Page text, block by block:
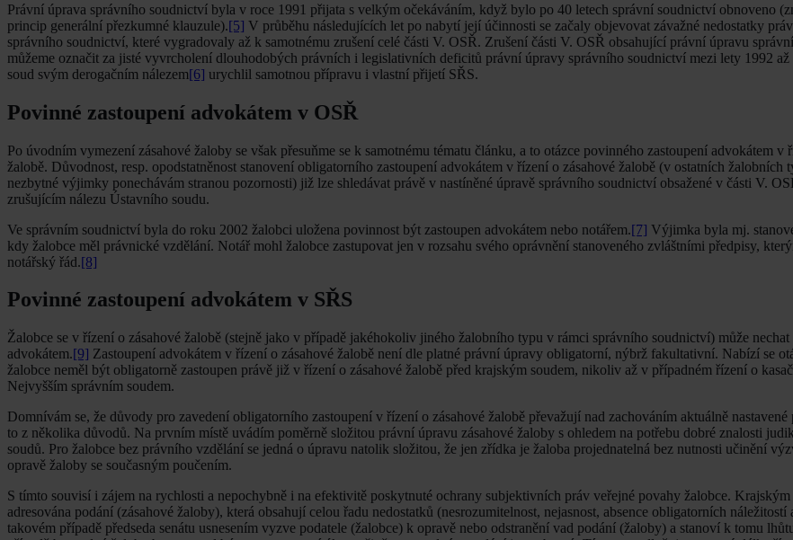
Právní úprava správního soudnictví byla v roce 1991 přijata s velkým očekáváním, když bylo po 40 letech správní soudnictví obnoveno
princip generální přezkumné klauzule).[5] V průběhu následujících let po nabytí její účinnosti se začaly objevovat závažné nedostatky
správního soudnictví, které vygradovaly až k samotnému zrušení celé části V. OSŘ. Zrušení části V. OSŘ obsahující právní úpravu
můžeme označit za jisté vyvrcholení dlouhodobých právních i legislativních deficitů právní úpravy správního soudnictví mezi lety 1992
soud svým derogačním nálezem[6] urychlil samotnou přípravu i vlastní přijetí SŘS.
Povinné zastoupení advokátem v OSŘ
Po úvodním vymezení zásahové žaloby se však přesuňme se k samotnému tématu článku, a to otázce povinného zastoupení advokátem v
žalobě. Důvodnost, resp. opodstatněnost stanovení obligatorního zastoupení advokátem v řízení o zásahové žalobě (v ostatních žalobních
nezbytné výjimky ponechávám stranou pozornosti) již lze shledávat právě v nastíněné úpravě správního soudnictví obsažené v části V.
zrušujícím nálezu Ústavního soudu.
Ve správním soudnictví byla do roku 2002 žalobci uložena povinnost být zastoupen advokátem nebo notářem.[7] Výjimka byla mj.
kdy žalobce měl právnické vzdělání. Notář mohl žalobce zastupovat jen v rozsahu svého oprávnění stanoveného zvláštními předpisy,
notářský řád.[8]
Povinné zastoupení advokátem v SŘS
Žalobce se v řízení o zásahové žalobě (stejně jako v případě jakéhokoliv jiného žalobního typu v rámci správního soudnictví) může nechat
advokátem.[9] Zastoupení advokátem v řízení o zásahové žalobě není dle platné právní úpravy obligatorní, nýbrž fakultativní. Nabízí se
žalobce neměl být obligatorně zastoupen právě již v řízení o zásahové žalobě před krajským soudem, nikoliv až v případném řízení o
Nejvyšším správním soudem.
Domnívám se, že důvody pro zavedení obligatorního zastoupení v řízení o zásahové žalobě převažují nad zachováním aktuálně nastavené
to z několika důvodů. Na prvním místě uvádím poměrně složitou právní úpravu zásahové žaloby s ohledem na potřebu dobré znalosti
soudů. Pro žalobce bez právního vzdělání se jedná o úpravu natolik složitou, že jen zřídka je žaloba projednatelná bez nutnosti učinění
opravě žaloby se současným poučením.
S tímto souvisí i zájem na rychlosti a nepochybně i na efektivitě poskytnuté ochrany subjektivních práv veřejné povahy žalobce. Krajským
adresována podání (zásahové žaloby), která obsahují celou řadu nedostatků (nesrozumitelnost, nejasnost, absence obligatorních náležitostí
takovém případě předseda senátu usnesením vyzve podatele (žalobce) k opravě nebo odstranění vad podání (žaloby) a stanoví k tomu